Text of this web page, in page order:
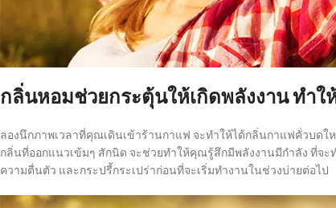
กลิ่นหอมช่วยกระตุ้นให้เกิดพลังงาน ทำใ
ลองนึกภาพเวลาที่คุณเดินเข้าร้านกาแฟ จะทำให้ได้กลิ่นกาแฟคั่วบด
กลิ่นที่ออกแนวเข้มๆ สักนิด จะช่วยทำให้คุณรู้สึกมีพลังงานมีกำลัง ที่จะ
ความตื่นตัว และกระปรี้กระเปร่าก่อนที่จะเริ่มทำงานในช่วงบ่ายต่อไป